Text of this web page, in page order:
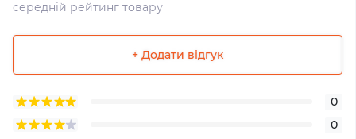
середній рейтинг товару
+ Додати відгук
0
0